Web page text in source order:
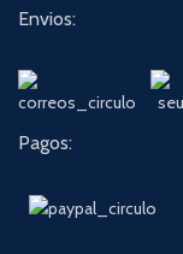
Envios:
Pagos: